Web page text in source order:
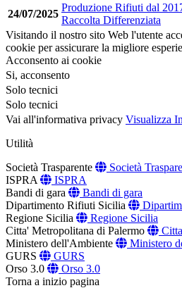
24/07/2025
Produzione Rifiuti dal
Raccolta Differenziata
Visitando il nostro sito Web l'utente
cookie per assicurare la migliore
Acconsento ai cookie
Si, acconsento
Solo tecnici
Solo tecnici
Vai all'informativa privacy Visualizza
Utilità
Società Trasparente
Società
ISPRA
ISPRA
Bandi di gara
Bandi di gara
Dipartimento Rifiuti Sicilia
Regione Sicilia
Regione Sicilia
Citta' Metropolitana di Palermo
Ministero dell'Ambiente
Ministero
GURS
GURS
Orso 3.0
Orso 3.0
Torna a inizio pagina